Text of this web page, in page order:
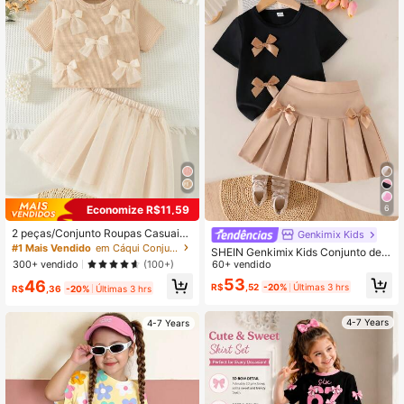
Economize R$11,59
2 peças/Conjunto Roupas Casuais
do Dia a Dia para Meninas, Top de
Manga Curta com Decote Redondo
e Detalhe de Laço, e Mini Saia, Cor
Sólida, Verão
#1 Mais Vendido
em Cáqui Conjuntos para meninas
300+ vendido
(100+)
R$46 ,36 -20% Últimas 3 hrs
4-7 Years
6
Genkimix Kids
SHEIN Genkimix Kids Conjunto de V
estido de Verão Estilo Academia par
a Meninas, Camiseta Preta de Man
ga Curta com Laço Decorativo e Sa
a a Dia
60+ vendido
R$53 ,52 -20% Últimas 3 hrs
4-7 Years